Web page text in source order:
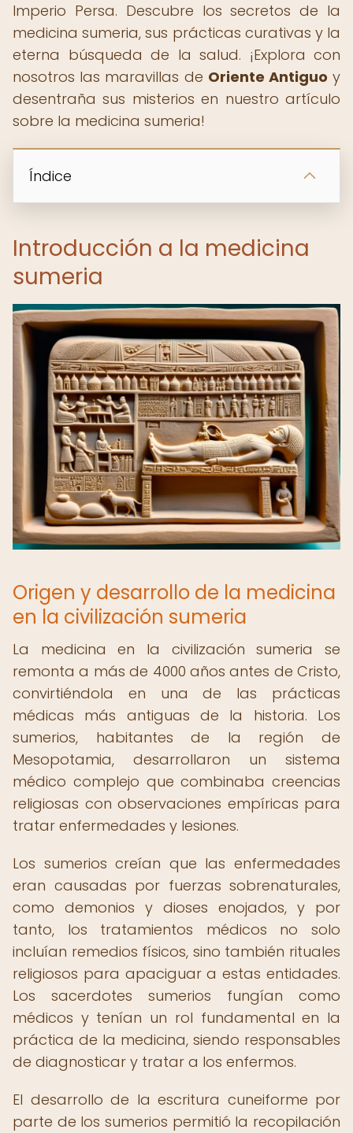
Imperio Persa. Descubre los secretos de la
medicina sumeria, sus prácticas curativas y la
eterna búsqueda de la salud. ¡Explora con
nosotros las maravillas de Oriente Antiguo y
desentraña sus misterios en nuestro artículo
sobre la medicina sumeria!
Índice
Introducción a la medicina
sumeria
Origen y desarrollo de la medicina
en la civilización sumeria
La medicina en la civilización sumeria se
remonta a más de 4000 años antes de Cristo,
convirtiéndola en una de las prácticas
médicas más antiguas de la historia. Los
sumerios, habitantes de la región de
Mesopotamia, desarrollaron un sistema
médico complejo que combinaba creencias
religiosas con observaciones empíricas para
tratar enfermedades y lesiones.
Los sumerios creían que las enfermedades
eran causadas por fuerzas sobrenaturales,
como demonios y dioses enojados, y por
tanto, los tratamientos médicos no solo
incluían remedios físicos, sino también rituales
religiosos para apaciguar a estas entidades.
Los sacerdotes sumerios fungían como
médicos y tenían un rol fundamental en la
práctica de la medicina, siendo responsables
de diagnosticar y tratar a los enfermos.
El desarrollo de la escritura cuneiforme por
parte de los sumerios permitió la recopilación